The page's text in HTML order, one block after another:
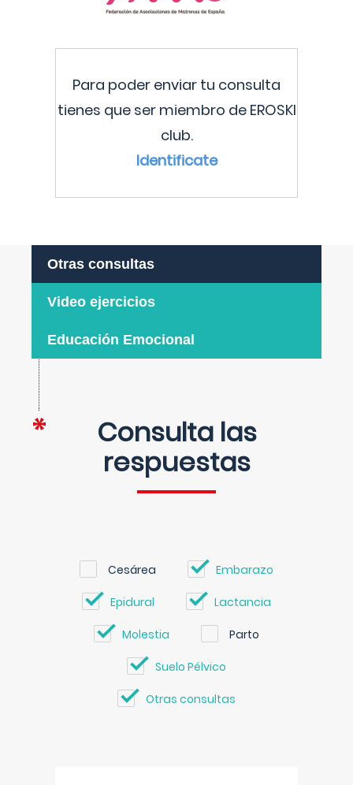
Para poder enviar tu consulta
tienes que ser miembro de EROSKI
club.
Identificate
Otras consultas
Video ejercicios
Educación Emocional
Consulta las
respuestas
Cesárea Embarazo
Epidural Lactancia
Molestia Parto
Suelo Pélvico
Otras consultas